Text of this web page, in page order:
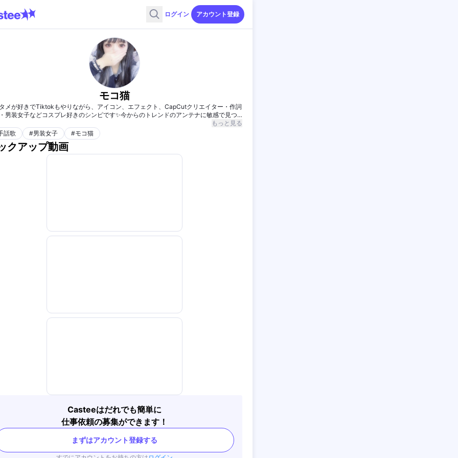
ログイン アカウント登録
モコ猫
メが好きでTiktokもやりながら、アイコン、エフェクト、CapCutクリエイター・作詞
男装女子などコスプレ好きのシンピです✨️今からのトレンドのアンテナに敏感で見つ
もっと見る
話歌 #男装女子 #モコ猫
クアップ動画
Casteeはだれでも簡単に
仕事依頼の募集ができます！
まずはアカウント登録する